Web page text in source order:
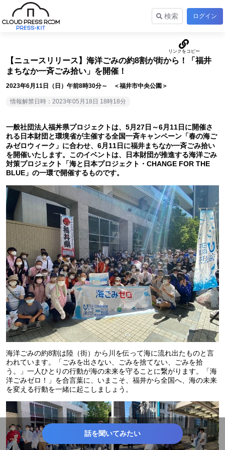
検索 ログイン
【ニュースリリース】海洋ごみの約8割が街から！「福井
まちなか一斉ごみ拾い」を開催！
2023年6月11日（日）午前8時30分～ ＜福井市中央公園＞
情報解禁日時：2023年05月18日 18時18分
一般社団法人福丼県プロジェクトは、5月27日～6月11日に開催さ
れる日本財団と環境省が主催する全国一斉キャンペーン「春の海ご
みゼロウィーク」に合わせ、6月11日に福井まちなか一斉ごみ拾い
を開催いたします。このイベントは、日本財団が推進する海洋ごみ
対策プロジェクト「海と日本プロジェクト・CHANGE FOR THE
BLUE」の一環で開催するものです。
海洋ごみの約8割は陸（街）から川を伝って海に流れ出たものと言
われています。「ごみを出さない、ごみを捨てない、ごみを拾
う。」一人ひとりの行動が海の未来を守ることに繋がります。「海
洋ごみゼロ！」を合言葉に、いまこそ、福井から全国へ、海の未来
を変える行動を一緒に起こしましょう。
話を聞いてみたい